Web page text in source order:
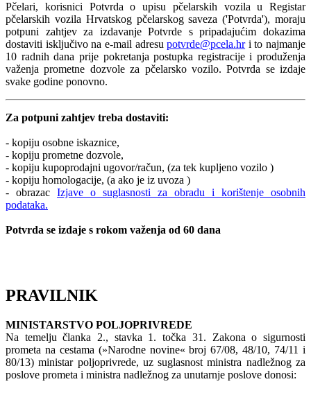
Pčelari, korisnici Potvrda o upisu pčelarskih vozila u Registar
pčelarskih vozila Hrvatskog pčelarskog saveza ('Potvrda'), moraju
potpuni zahtjev za izdavanje Potvrde s pripadajućim dokazima
dostaviti isključivo na e-mail adresupotvrde@pcela.hri to najmanje
10 radnih dana prije pokretanja postupka registracije i produženja
važenja prometne dozvole za pčelarsko vozilo. Potvrda se izdaje
svake godine ponovno.
Za potpuni zahtjev treba dostaviti:
- kopiju osobne iskaznice,
- kopiju prometne dozvole,
- kopiju kupoprodajni ugovor/račun, (za tek kupljeno vozilo )
- kopiju homologacije, (a ako je iz uvoza )
- obrazac Izjave o suglasnosti za obradu i korištenje osobnih
podataka.
Potvrda se izdaje s rokom važenja od 60 dana
PRAVILNIK
MINISTARSTVO POLJOPRIVREDE
Na temelju članka 2., stavka 1. točka 31. Zakona o sigurnosti
prometa na cestama (»Narodne novine« broj 67/08, 48/10, 74/11 i
80/13) ministar poljoprivrede, uz suglasnost ministra nadležnog za
poslove prometa i ministra nadležnog za unutarnje poslove donosi: